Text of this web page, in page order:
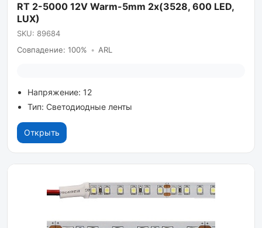
RT 2-5000 12V Warm-5mm 2x(3528, 600 LED,
LUX)
SKU: 89684
Совпадение: 100% • ARL
Напряжение: 12
Тип: Светодиодные ленты
Открыть